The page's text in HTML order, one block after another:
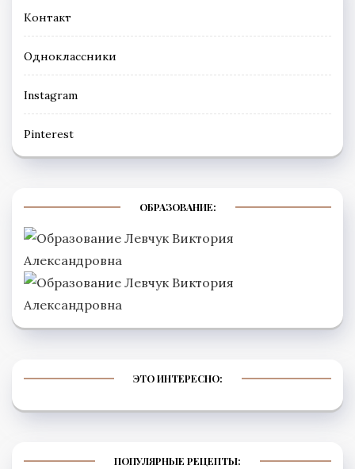
Контакт
Одноклассники
Instagram
Рinterest
ОБРАЗОВАНИЕ:
ЭТО ИНТЕРЕСНО:
ПОПУЛЯРНЫЕ РЕЦЕПТЫ: